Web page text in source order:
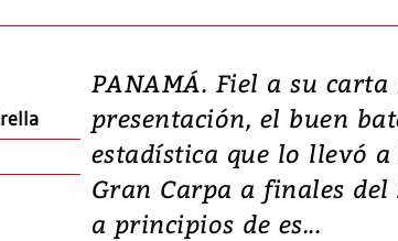
PANAMÁ. Fiel a su carta
presentación, el buen
estadística que lo llevó
Gran Carpa a finales
a principios de es...
Video, Japón:
deja heridos y
daños en